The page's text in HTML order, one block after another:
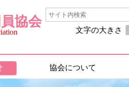
協会
文字の大きさ
協会について